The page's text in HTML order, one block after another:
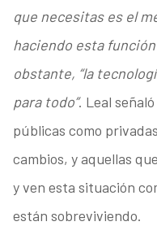
que necesitas es el
haciendo esta
obstante, “la
para todo”. Leal
públicas como
cambios, y aquellas
y ven esta situación
están sobreviviendo.